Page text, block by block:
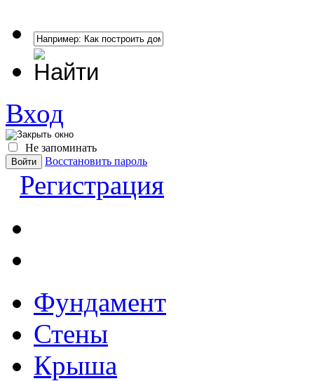
Вход
Не запоминать
Восстановить пароль
Регистрация
Фундамент
Стены
Крыша